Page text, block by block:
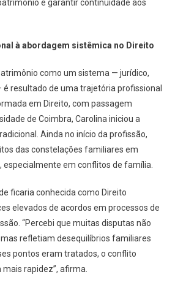
e garantir continuidade aos
à abordagem sistêmica no Direito
como um sistema — jurídico,
resultado de uma trajetória profissional
em Direito, com passagem
de Coimbra, Carolina iniciou a
Ainda no início da profissão,
das constelações familiares em
especialmente em conflitos de família.
ficaria conhecida como Direito
elevados de acordos em processos de
“Percebi que muitas disputas não
refletiam desequilíbrios familiares
pontos eram tratados, o conflito
rapidez”, afirma.